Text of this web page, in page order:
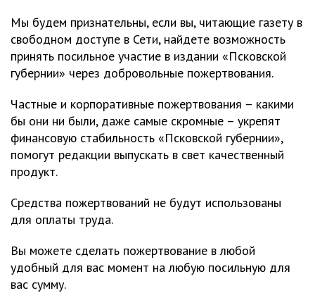
Мы будем признательны, если вы, читающие газету в
свободном доступе в Сети, найдете возможность
принять посильное участие в издании «Псковской
губернии» через добровольные пожертвования.
Частные и корпоративные пожертвования – какими
бы они ни были, даже самые скромные – укрепят
финансовую стабильность «Псковской губернии»,
помогут редакции выпускать в свет качественный
продукт.
Средства пожертвований не будут использованы
для оплаты труда.
Вы можете сделать пожертвование в любой
удобный для вас момент на любую посильную для
вас сумму.